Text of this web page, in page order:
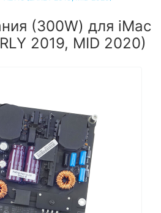
(300W) для iMac
2019, MID 2020)